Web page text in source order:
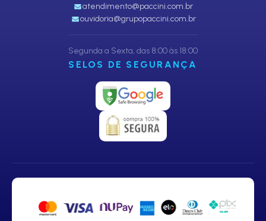
atendimento@paccini.com.br
ouvidoria@grupopaccini.com.br
Segunda a Sexta, das 8:00 às 18:00
SELOS DE SEGURANÇA